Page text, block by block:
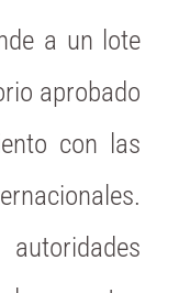
a un lote
aprobado
con las